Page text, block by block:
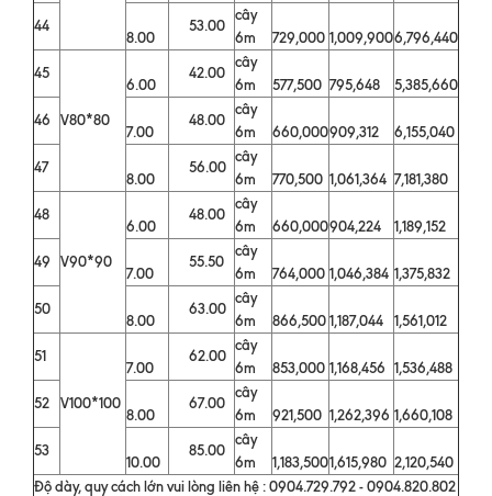
44
8.00
53.00
cây
6m
729,000 1,009,9006,796,440
45
V80*80
6.00
42.00
cây
6m
577,500 795,648
5,385,660
46
7.00
48.00
cây
6m
660,000909,312
6,155,040
47
8.00
56.00
cây
6m
770,500 1,061,364 7,181,380
48
V90*90
6.00
48.00
cây
6m
660,000904,224
1,189,152
49
7.00
55.50
cây
6m
764,000 1,046,384 1,375,832
50
8.00
63.00
cây
6m
866,5001,187,044
1,561,012
51
V100*100
7.00
62.00
cây
6m
853,000 1,168,456 1,536,488
52
8.00
67.00
cây
6m
921,500 1,262,396 1,660,108
53
10.00
85.00
cây
6m
1,183,5001,615,980 2,120,540
Độ dày, quy cách lớn vui lòng liên hệ : 0904.729.792 - 0904.820.802